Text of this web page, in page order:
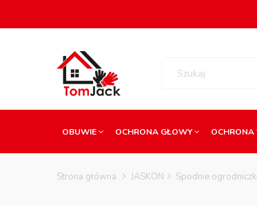
OBUWIE OCHRONA GŁOWY OCHRONA
Strona główna JASKON Spodnie